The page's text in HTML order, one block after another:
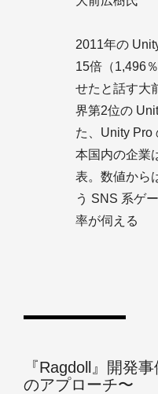
2011年の
15倍（1,496
せたと話す大
界第2位の
た、Unity Pro
本国内の企業
表。数値から
う SNS 系ゲ
率が伺える
『Ragdoll』開発
のアプローチ〜